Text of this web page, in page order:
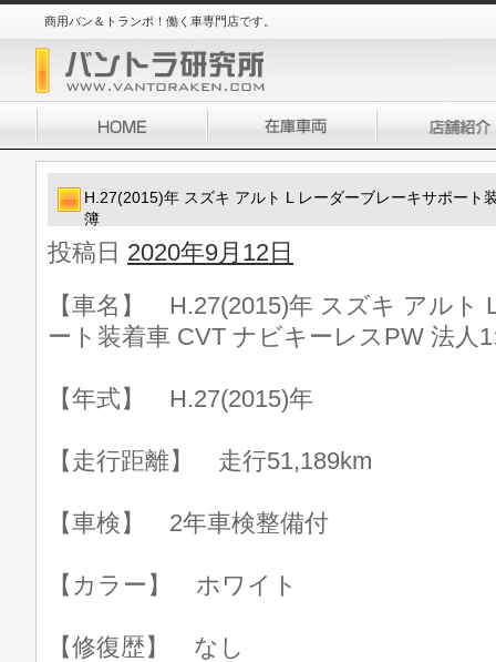
商用バン＆トランポ！働く車専門店です。
H.27(2015)年 スズキ アルト L レーダーブレーキサポート
簿
投稿日 2020年9月12日
【車名】 H.27(2015)年 スズキ アルト
ート装着車 CVT ナビキーレスPW 法人
【年式】 H.27(2015)年
【走行距離】 走行51,189km
【車検】 2年車検整備付
【カラー】 ホワイト
【修復歴】 なし